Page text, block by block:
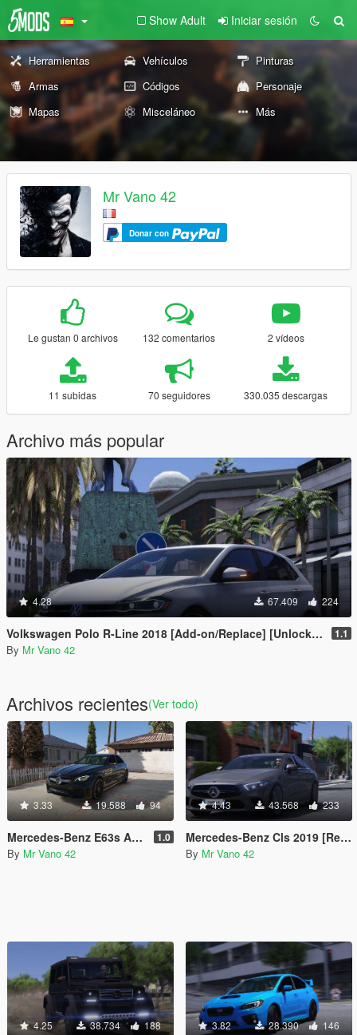
Show Adult Iniciar sesión
Herramientas Vehículos
Pinturas
Armas
Códigos
Personaje
Mapas
Misceláneo Más
Mr Vano 42
Donar con
Le gustan 0 archivos 132 comentarios 2 vídeos
11 subidas 70 seguidores 330.035 descargas
Archivo más popular
4.28 67.409 224
Volkswagen Polo R-Line 2018 [Add-on/Replace] [Unlocked] 1.1
By Mr Vano 42
Archivos recientes(Ver todo)
3.33 19.588 94
Mercedes-Benz E63s AMG 2018 1.0
By Mr Vano 42
4.43 43.568 233
Mercedes-Benz Cls 2019 [Replace] 1.2
By Mr Vano 42
4.25 38.734 188 3.82 28.390 146